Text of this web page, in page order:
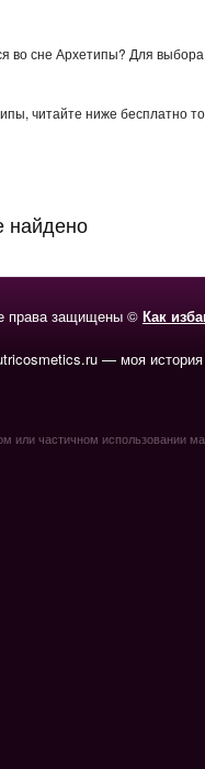
во сне Архетипы? Для
читайте ниже бесплатно
найдено
права защищены © Как
— моя
или частичном использовании